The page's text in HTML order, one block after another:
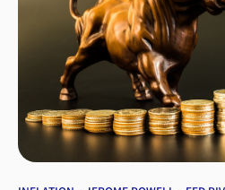
쑨춘란 부총리가 "오미크론 변이가 덜 치명
접종받았다. 코로나에 대한 우리의 경험도
새로운 단계에 진입했다."며 규제 완화를 사
금리인상 완화 발언에 시장이 흥분하고 있
것이다. 연준의 정책전환이 유지될 수 있는
달려있기 때문이다. 1일(현지시각) 발표되
(현지시각) 발표되는 노동부의 고용 보고서
연준이 주목하는 인플레이션 데이터인 개
시장의 주목을 받고있다. 미즈호 증권은 11